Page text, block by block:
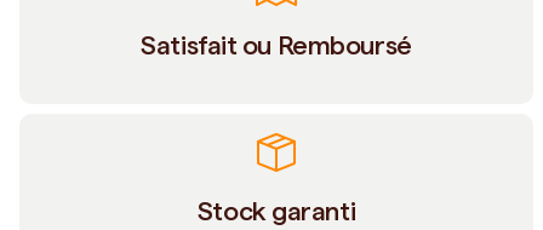
Satisfait ou Remboursé
Stock garanti